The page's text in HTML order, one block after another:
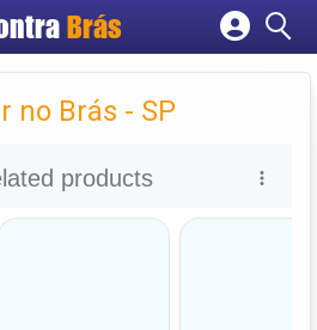
Brás
Cadastrar empresa
Criar conta
no Brás - SP